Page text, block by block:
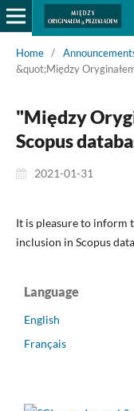
Home /
&quot;Między
"Między
Scopus
2021-01-31
It is pleasure to inform
inclusion in Scopus
Language
English
Français